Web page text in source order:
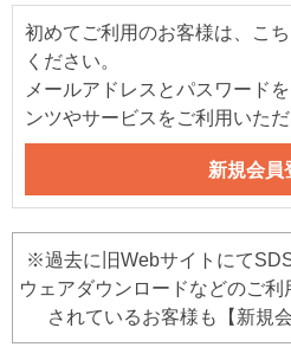
初めてご利用のお客様は、こ
ください。
メールアドレスとパスワード
ンツやサービスをご利用いただ
※過去に旧Webサイトにて
ウェアダウンロードなどのご
されているお客様も【新規